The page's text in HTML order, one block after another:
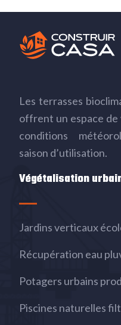
Les terrasses
offrent un espace
conditions
saison d’utilisation.
Végétalisation
Jardins verticaux
Récupération eau
Potagers urbains
Piscines naturelles